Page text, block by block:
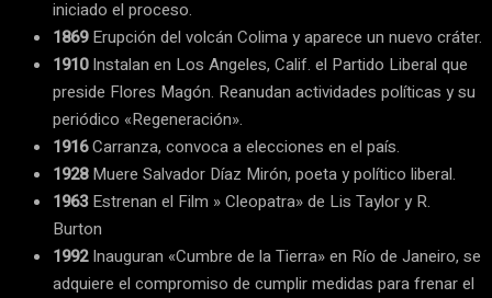
iniciado el proceso.
1869Erupción del volcán Colima y aparece un nuevo cráter.
1910Instalan en Los Angeles, Calif. el Partido Liberal que
preside Flores Magón. Reanudan actividades políticas y su
periódico «Regeneración».
1916Carranza, convoca a elecciones en el país.
1928Muere Salvador Díaz Mirón, poeta y político liberal.
1963Estrenan el Film » Cleopatra» de Lis Taylor y R.
Burton
1992Inauguran «Cumbre de la Tierra» en Río de Janeiro, se
adquiere el compromiso de cumplir medidas para frenar el